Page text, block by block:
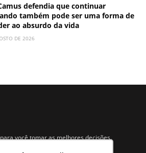
defendia que continuar
também pode ser uma forma de
ao absurdo da vida
DE 2026
você tomar as melhores decisões.